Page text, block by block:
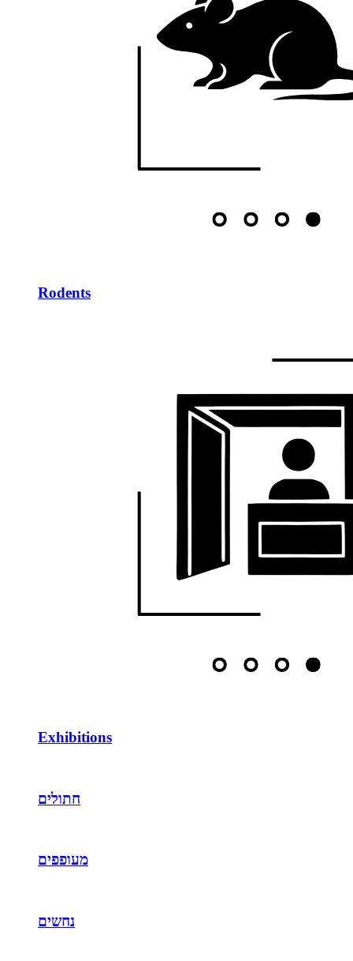
Rodents
Exhibitions
חתולים
מעופפים
נחשים